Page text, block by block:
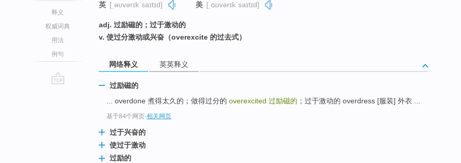
释义
权威词典
用法
例句
英 [ˌəʊvərɪkˈsaɪtɪd] 美 [ˌoʊvərɪkˈsaɪtɪd]
adj. 过励磁的；过于激动的
v. 使过分激动或兴奋（overexcite 的过去式）
网络释义 英英释义
过励磁的
... overdone 煮得太久的；做得过分的 overexcited 过励磁的 ；过于激动的 overdress [服装] 外衣 ...
基于84个网页-相关网页
过于兴奋的
使过于激动
过励的